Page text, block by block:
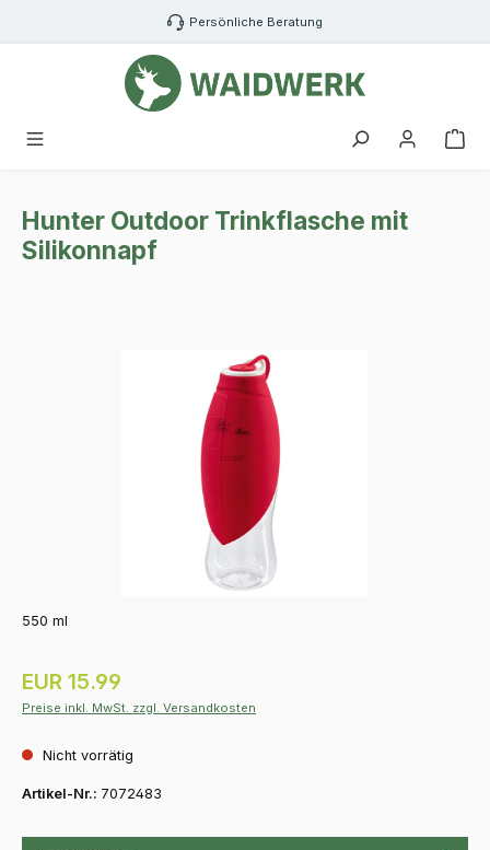
Zum Hauptinhalt springen Persönliche Beratung
Hunter Outdoor Trinkflasche mit
Silikonnapf
550 ml
Regulärer Preis:
EUR 15.99
Preise inkl. MwSt. zzgl. Versandkosten
Nicht vorrätig
Artikel-Nr.: 7072483